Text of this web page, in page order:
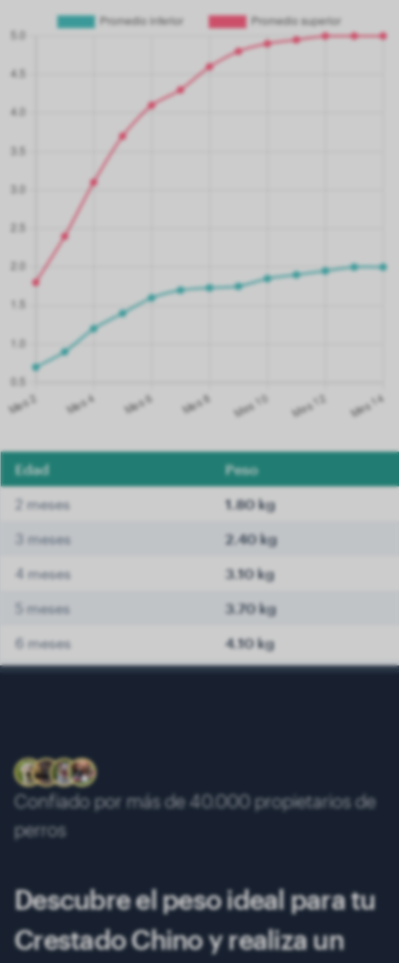
Edad Peso
2 meses 1.80 kg
3 meses 2.40 kg
4 meses 3.10 kg
5 meses 3.70 kg
6 meses 4.10 kg
10 meses
4.95 kg
Confiado por más de 40.000 propietarios de
perros
Descubre el peso ideal para tu
Crestado Chino y realiza un